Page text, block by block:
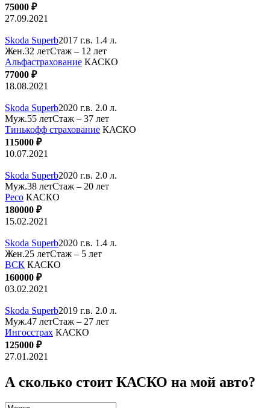
75000 ₽
27.09.2021
Skoda Superb2017 г.в. 1.4 л.
Жен.32 летСтаж – 12 лет
Альфастрахование КАСКО
77000 ₽
18.08.2021
Skoda Superb2020 г.в. 2.0 л.
Муж.55 летСтаж – 37 лет
Тинькофф страхование КАСКО
115000 ₽
10.07.2021
Skoda Superb2020 г.в. 2.0 л.
Муж.38 летСтаж – 20 лет
Ресо КАСКО
180000 ₽
15.02.2021
Skoda Superb2020 г.в. 1.4 л.
Жен.25 летСтаж – 5 лет
ВСК КАСКО
160000 ₽
03.02.2021
Skoda Superb2019 г.в. 2.0 л.
Муж.47 летСтаж – 27 лет
Ингосстрах КАСКО
125000 ₽
27.01.2021
А сколько стоит КАСКО на мой авто?